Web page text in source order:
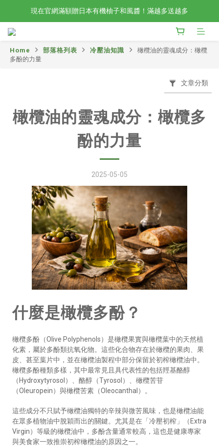
檢驗合格的歐洲好油現在任選2入88折4入85折！
現在官網滿額贈日本有機柚子和風醬！滿越多送越多
新會員限定📣現在加入官網會員立刻享有120元購物金！
檢驗合格的歐洲好油現在任選2入88折4入85折！
Home 部落格列表 冷壓油知識
橄欖油的靈魂成分：橄欖
多酚的力量
文章分類
橄欖油的靈魂成分：橄欖多
酚的力量
2025-05-05
什麼是橄欖多酚？
橄欖多酚（Olive Polyphenols）是橄欖果實與橄欖葉中的天然植
化素，屬於多酚類抗氧化物。這些化合物存在於橄欖的果肉、果
皮、甚至葉片中，並在橄欖油製程中部分保留於初榨橄欖油中。
橄欖多酚種類多樣，其中最常見且具代表性的包括羥基酪醇
（Hydroxytyrosol）、酪醇（Tyrosol）、橄欖苦苷
（Oleuropein）與橄欖苦素（Oleocanthal）。
這些成分不只賦予橄欖油獨特的辛辣與微苦風味，也是橄欖油能
在眾多植物油中脫穎而出的關鍵。尤其是在「冷壓初榨」（Extra
Virgin）等級的橄欖油中，多酚含量通常較高，這也是健康專家
與美食家一致推崇初榨橄欖油的原因之一。